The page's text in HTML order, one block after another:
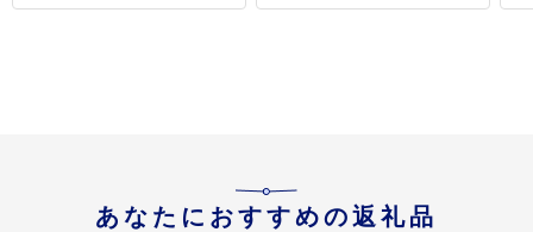
あなたにおすすめの返礼品